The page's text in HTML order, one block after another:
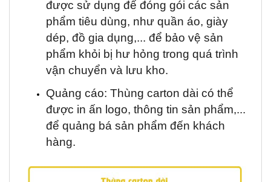
được sử dụng để đóng gói các sản
phẩm tiêu dùng, như quần áo, giày
dép, đồ gia dụng,... để bảo vệ sản
phẩm khỏi bị hư hỏng trong quá trình
vận chuyển và lưu kho.
Quảng cáo: Thùng carton dài có thể
được in ấn logo, thông tin sản phẩm,...
để quảng bá sản phẩm đến khách
hàng.